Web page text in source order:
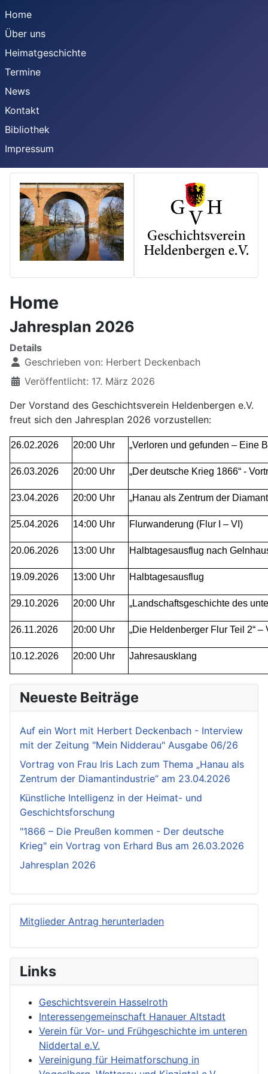
Home
Über uns
Heimatgeschichte
Termine
News
Kontakt
Bibliothek
Impressum
Home
Jahresplan 2026
Details
Geschrieben von: Herbert Deckenbach
Veröffentlicht: 17. März 2026
Der Vorstand des Geschichtsverein Heldenbergen e.V.
freut sich den Jahresplan 2026 vorzustellen:
26.02.2026 20:00 Uhr „Verloren und gefunden – Eine
26.03.2026 20:00 Uhr „Der deutsche Krieg 1866“ -
23.04.2026 20:00 Uhr „Hanau als Zentrum der
25.04.2026 14:00 Uhr Flurwanderung (Flur I – VI)
20.06.2026 13:00 Uhr Halbtagesausflug nach
19.09.2026 13:00 Uhr Halbtagesausflug
29.10.2026 20:00 Uhr „Landschaftsgeschichte des
26.11.2026 20:00 Uhr „Die Heldenberger Flur Teil 2“
10.12.2026 20:00 Uhr Jahresausklang
Neueste Beiträge
Auf ein Wort mit Herbert Deckenbach - Interview
mit der Zeitung "Mein Nidderau" Ausgabe 06/26
Vortrag von Frau Iris Lach zum Thema „Hanau als
Zentrum der Diamantindustrie“ am 23.04.2026
Künstliche Intelligenz in der Heimat- und
Geschichtsforschung
"1866 – Die Preußen kommen - Der deutsche
Krieg" ein Vortrag von Erhard Bus am 26.03.2026
Jahresplan 2026
Mitglieder Antrag herunterladen
Links
Geschichtsverein Hasselroth
Interessengemeinschaft Hanauer Altstadt
Verein für Vor- und Frühgeschichte im unteren
Niddertal e.V.
Vereinigung für Heimatforschung in